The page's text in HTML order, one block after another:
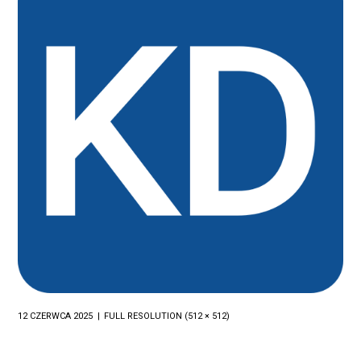
12 CZERWCA 2025 FULL RESOLUTION (512 × 512)